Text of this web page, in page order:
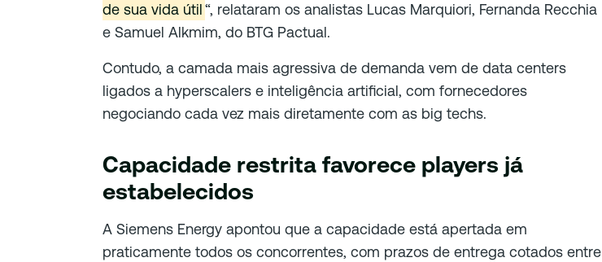
de sua vida útil “, relataram os analistas Lucas Marquiori, Fernanda Recchia
e Samuel Alkmim, do BTG Pactual.
Contudo, a camada mais agressiva de demanda vem de data centers
ligados a hyperscalers e inteligência artificial, com fornecedores
negociando cada vez mais diretamente com as big techs.
Capacidade restrita favorece players já
estabelecidos
A Siemens Energy apontou que a capacidade está apertada em
praticamente todos os concorrentes, com prazos de entrega cotados entre